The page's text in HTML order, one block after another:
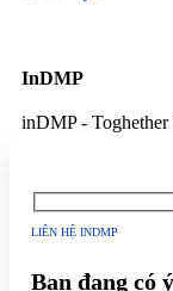
InDMP
inDMP - Toghether
LIÊN HỆ INDMP
Bạn đang có